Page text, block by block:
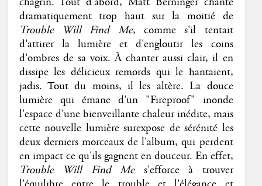
dramatiquement trop haut sur la moitié de
Trouble Will Find Me, comme s'il tentait
d'attirer la lumière et d'engloutir les coins
d'ombres de sa voix. À chanter aussi clair, il en
dissipe les délicieux remords qui le hantaient,
jadis. Tout du moins, il les altère. La douce
lumière qui émane d'un "Fireproof" inonde
l'espace d'une bienveillante chaleur inédite, mais
cette nouvelle lumière surexpose de sérénité les
deux derniers morceaux de l'album, qui perdent
en impact ce qu'ils gagnent en douceur. En effet,
Trouble Will Find Mes'efforce à trouver